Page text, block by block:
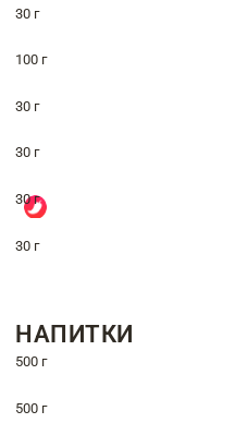
30 г
100 г
30 г
30 г
30 г
30 г
НАПИТКИ
500 г
500 г